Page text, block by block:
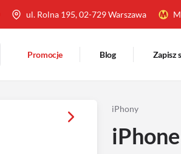
ul. Rolna 195, 02-729 Warszawa
Promocje Blog Zapisz
iPhony